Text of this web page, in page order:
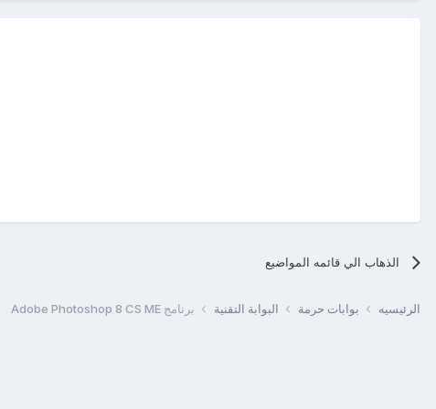
الذهاب الي قائمه المواضيع
الرئيسيه بوابات حرمة البوابة التقنية برنامج Adobe Photoshop 8 CS ME